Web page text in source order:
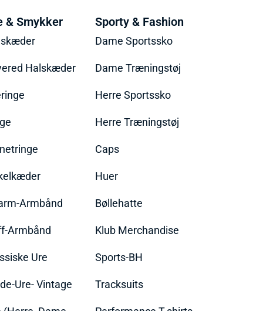
& Smykker
Halskæder
Armbånd
Armbånd
Ure
Ure- Vintage
Sporty & Fashion
Dame Sportssko
Dame Træningstøj
Herre Sportssko
Herre Træningstøj
Caps
Huer
Bøllehatte
Klub Merchandise
Sports-BH
Tracksuits